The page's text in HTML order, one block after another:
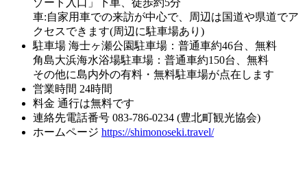
ゾート入口」下車、徒歩約5分
車:自家用車での来訪が中心で、周辺は国道や県道でア
クセスできます(周辺に駐車場あり)
駐車場 海士ヶ瀬公園駐車場：普通車約46台、無料
角島大浜海水浴場駐車場：普通車約150台、無料
その他に島内外の有料・無料駐車場が点在します
営業時間 24時間
料金 通行は無料です
連絡先電話番号 083-786-0234 (豊北町観光協会)
ホームページ https://shimonoseki.travel/